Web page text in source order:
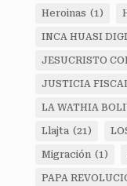
Heroinas (1)
INCA HUASI
JESUCRISTO
JUSTICIA
LA WATHIA
Llajta (21)
Migración (1)
PAPA